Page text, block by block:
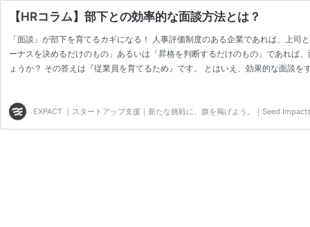
【HRコラム】部下との効率的な面談方法とは？
「面談」が部下を育てるカギになる！ 人事評価制度のある企業であれば、上
ーナスを決めるだけのもの」あるいは「昇格を判断するだけのもの」であれば
ょうか？ その答えは『従業員を育てるため』です。 とはいえ、効果的な面談
EXPACT ｜スタートアップ支援｜新たな挑戦に、旗を掲げよう。｜Seed